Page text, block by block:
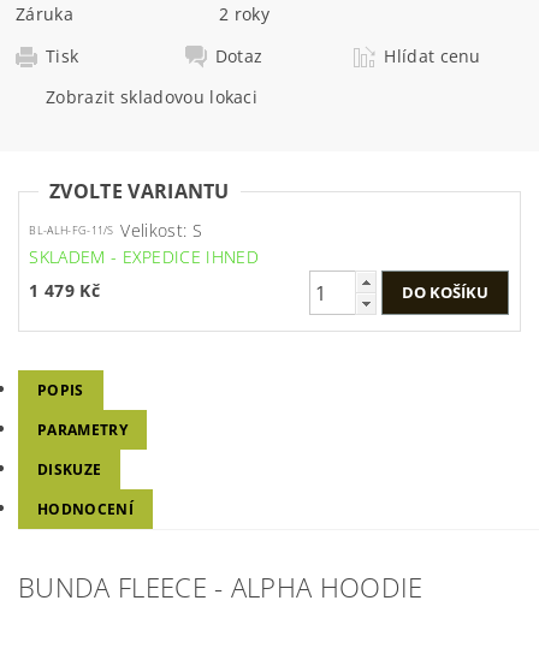
Záruka
2 roky
Tisk
Dotaz
Hlídat cenu
Zobrazit skladovou lokaci
ZVOLTE VARIANTU
BL-ALH-FG-11/S Velikost: S
SKLADEM - EXPEDICE IHNED
1 479 Kč
POPIS
PARAMETRY
DISKUZE
HODNOCENÍ
BUNDA FLEECE - ALPHA HOODIE